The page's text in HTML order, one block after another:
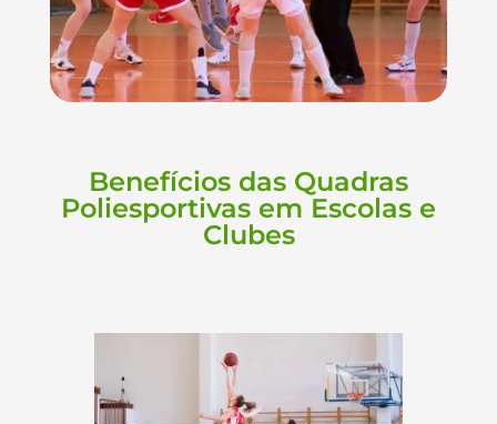
Benefícios das Quadras
Poliesportivas em Escolas e
Clubes